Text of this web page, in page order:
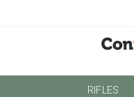
RIFLES